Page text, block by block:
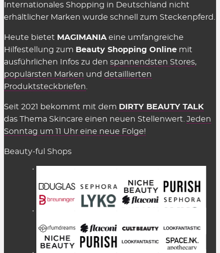
Internationales Shopping in Deutschland nicht
erhältlicher Marken wurde schnell zum Steckenpferd.
Heute bietet MAGIMANIA eine umfangreiche
Hilfestellung zum Beauty Shopping Online mit
ausführlichen Infos zu den spannendsten Stores,
populärsten Marken und detaillierten
Produktsteckbriefen
Seit 2021 bekommt mit dem DIRTY BEAUTY TALK
das Thema Skincare einen neuen Stellenwert. Jeden
Sonntag um 11 Uhr eine neue Folge!
Beauty-ful Shops